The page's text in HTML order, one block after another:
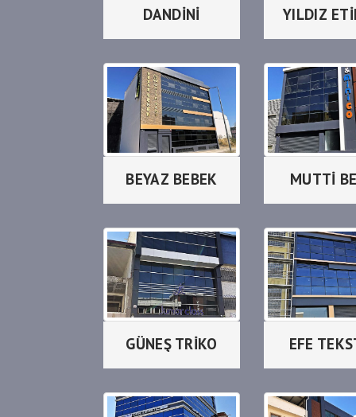
DANDİNİ YILDIZ
BEYAZ BEBEK MUTTİ
GÜNEŞ TRİKO EFE